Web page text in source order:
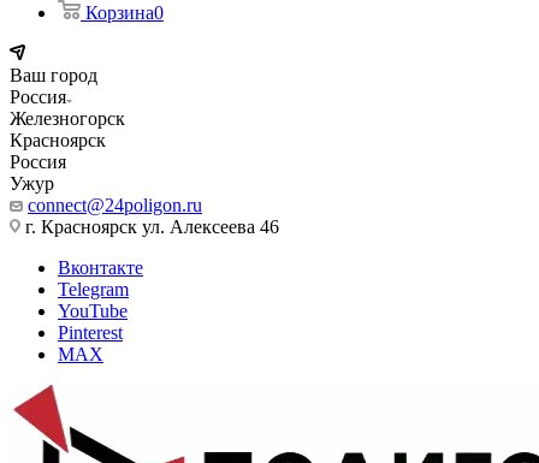
Корзина0
Ваш город
Россия
Железногорск
Красноярск
Россия
Ужур
connect@24poligon.ru
г. Красноярск ул. Алексеева 46
Вконтакте
Telegram
YouTube
Pinterest
MAX